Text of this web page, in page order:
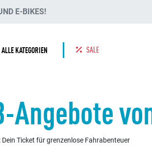
E-BIKES!
ALLE KATEGORIEN SALE
Angebote
Dein Ticket für grenzenlose Fahrabenteuer